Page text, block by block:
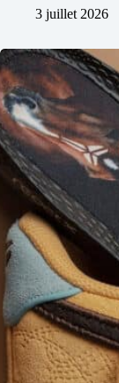
3 juillet 2026